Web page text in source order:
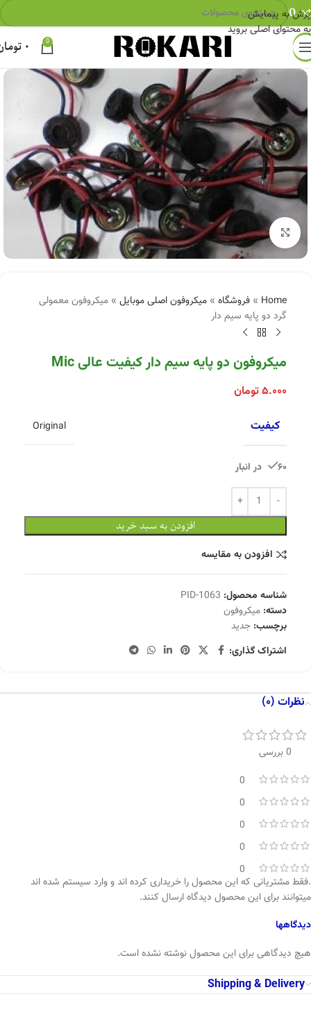
پرش به پیمایش
به محتوای اصلی بروید
0
0 ۰
بزرگنمایی تصویر
Home
» فروشگاه » میکروفون اصلی موبایل » میکروفون معمولی
گرد دو پایه سیم دار
میکروفون دو پایه سیم دار کیفیت عالی Mic
۵.۰۰۰تومان
کیفیت
Original
60 در انبار
افزودن به سبد خرید
افزودن به مقایسه
شناسه محصول: PID-1063
دسته: میکروفون
برچسب: جدید
اشتراک گذاری:
نظرات (0)
0 بررسی
0
0
0
0
0
دیدگاهها
هیچ دیدگاهی برای این محصول نوشته نشده است.
.فقط مشتریانی که این محصول را خریداری کرده اند و وارد سیستم شده اند
میتوانند برای این محصول دیدگاه ارسال کنند.
Shipping & Delivery